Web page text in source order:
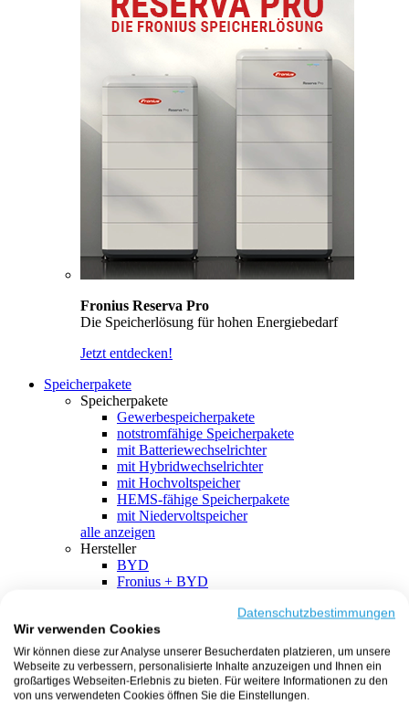
Fronius Reserva Pro
Die Speicherlösung für hohen Energiebedarf
Jetzt entdecken!
Speicherpakete
Speicherpakete
Gewerbespeicherpakete
notstromfähige Speicherpakete
mit Batteriewechselrichter
mit Hybridwechselrichter
mit Hochvoltspeicher
HEMS-fähige Speicherpakete
mit Niedervoltspeicher
alle anzeigen
Hersteller
BYD
Fronius + BYD
SMA + BYD
EcoFlow
EcoFlow + EcoFlow
FENECON
FENECON + FENECON
Datenschutzbestimmungen
Wir verwenden Cookies
Wir können diese zur Analyse unserer Besucherdaten platzieren, um unsere
Webseite zu verbessern, personalisierte Inhalte anzuzeigen und Ihnen ein
großartiges Webseiten-Erlebnis zu bieten. Für weitere Informationen zu den
von uns verwendeten Cookies öffnen Sie die Einstellungen.